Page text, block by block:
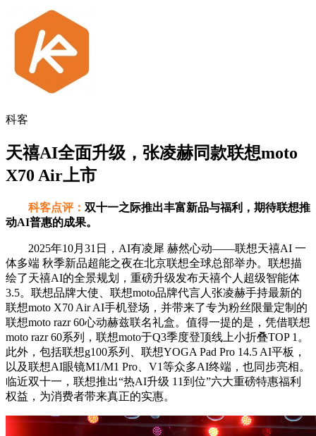
科客
天禧AI全面升级，张凌赫同款联想moto
X70 Air上市
科客点评： 双十一之际推出丰富新品与福利，期待联想推
动AI普惠的成果。
2025年10月31日，AI有凌犀 赫然心动——联想天禧AI 一
体多端 秋季新品超能之夜在北京联想全球总部举办。联想描
绘了天禧AI的全景规划，重磅升级发布天禧个人超级智能体
3.5。联想品牌大使、联想moto品牌代言人张凌赫手持最新的
联想moto X70 Air AI手机登场，并带来了专为粉丝限量定制的
联想moto razr 60心动赫兹联名礼盒。值得一提的是，凭借联想
moto razr 60系列，联想moto于Q3季度登顶线上小折叠TOP 1。
此外，包括联想g100系列、联想YOGA Pad Pro 14.5 AI平板，
以及联想AI眼镜M1/M1 Pro、V1等众多AI终端，也同步亮相。
临近双十一，联想推出“热AI升级 11到位”六大重磅特惠福利
权益，为消费者带来真正的实惠。